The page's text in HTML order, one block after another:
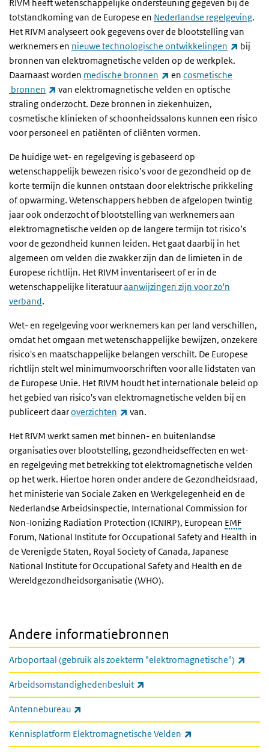
RIVM heeft wetenschappelijke ondersteuning gegeven bij de
totstandkoming van de Europese en Nederlandse regelgeving.
Het RIVM analyseert ook gegevens over de blootstelling van
werknemers en nieuwe technologische ontwikkelingen
bij
bronnen van elektromagnetische velden op de werkplek.
Daarnaast worden medische bronnen (externe link)
encosmetische
bronnen
(externe link)
van elektromagnetische velden en optische
straling onderzocht. Deze bronnen in ziekenhuizen,
cosmetische klinieken of schoonheidssalons kunnen een risico
voor personeel en patiënten of cliënten vormen.
De huidige wet- en regelgeving is gebaseerd op
wetenschappelijk bewezen risico’s voor de gezondheid op de
korte termijn die kunnen ontstaan door elektrische prikkeling
of opwarming. Wetenschappers hebben de afgelopen twintig
jaar ook onderzocht of blootstelling van werknemers aan
elektromagnetische velden op de langere termijn tot risico’s
voor de gezondheid kunnen leiden. Het gaat daarbij in het
algemeen om velden die zwakker zijn dan de limieten in de
Europese richtlijn. Het RIVM inventariseert of er in de
wetenschappelijke literatuuraanwijzingen zijn voor zo'n
verband.
Wet- en regelgeving voor werknemers kan per land verschillen,
omdat het omgaan met wetenschappelijke bewijzen, onzekere
risico's en maatschappelijke belangen verschilt. De Europese
richtlijn stelt wel minimumvoorschriften voor alle lidstaten van
de Europese Unie. Het RIVM houdt het internationale beleid op
het gebied van risico's van elektromagnetische velden bij en
publiceert daaroverzichten (externe link)
van.
Het RIVM werkt samen met binnen- en buitenlandse
organisaties over blootstelling, gezondheidseffecten en wet-
en regelgeving met betrekking tot elektromagnetische velden
op het werk. Hiertoe horen onder andere de Gezondheidsraad,
het ministerie van Sociale Zaken en Werkgelegenheid en de
Nederlandse Arbeidsinspectie, International Commission for
Non-Ionizing Radiation Protection (ICNIRP), European EMF
Forum, National Institute for Occupational Safety and Health in
de Verenigde Staten, Royal Society of Canada, Japanese
National Institute for Occupational Safety and Health en de
Wereldgezondheidsorganisatie (WHO).
Andere informatiebronnen
Arboportaal (gebruik als zoekterm "elektromagnetische")
Arbeidsomstandighedenbesluit
Antennebureau
Kennisplatform Elektromagnetische Velden